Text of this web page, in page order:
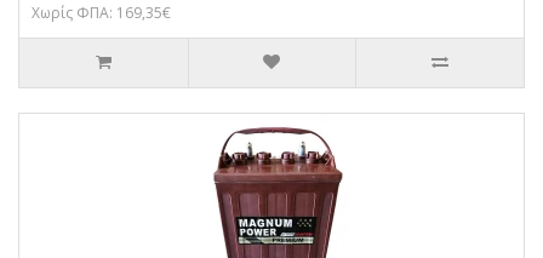
Χωρίς ΦΠΑ: 169,35€